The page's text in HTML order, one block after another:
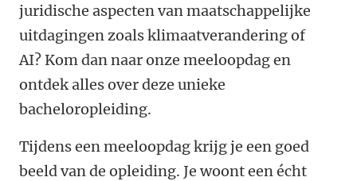
juridische aspecten van maatschappelijke
uitdagingen zoals klimaatverandering of
AI? Kom dan naar onze meeloopdag en
ontdek alles over deze unieke
bacheloropleiding.
Tijdens een meeloopdag krijg je een goed
beeld van de opleiding. Je woont een écht